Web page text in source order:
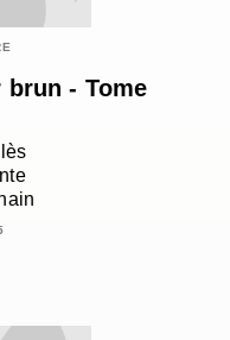
brun - Tome